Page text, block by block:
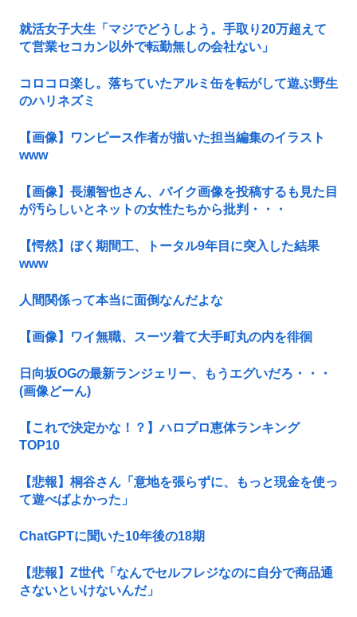
就活女子大生「マジでどうしよう。手取り20万超えて
て営業セコカン以外で転勤無しの会社ない」
コロコロ楽し。落ちていたアルミ缶を転がして遊ぶ野生
のハリネズミ
【画像】ワンピース作者が描いた担当編集のイラスト
www
【画像】長瀬智也さん、バイク画像を投稿するも見た目
が汚らしいとネットの女性たちから批判・・・
【愕然】ぼく期間工、トータル9年目に突入した結果
www
人間関係って本当に面倒なんだよな
【画像】ワイ無職、スーツ着て大手町丸の内を徘徊
日向坂OGの最新ランジェリー、もうエグいだろ・・・
(画像どーん)
【これで決定かな！？】ハロプロ恵体ランキング
TOP10
【悲報】桐谷さん「意地を張らずに、もっと現金を使っ
て遊べばよかった」
ChatGPTに聞いた10年後の18期
【悲報】Z世代「なんでセルフレジなのに自分で商品通
さないといけないんだ」